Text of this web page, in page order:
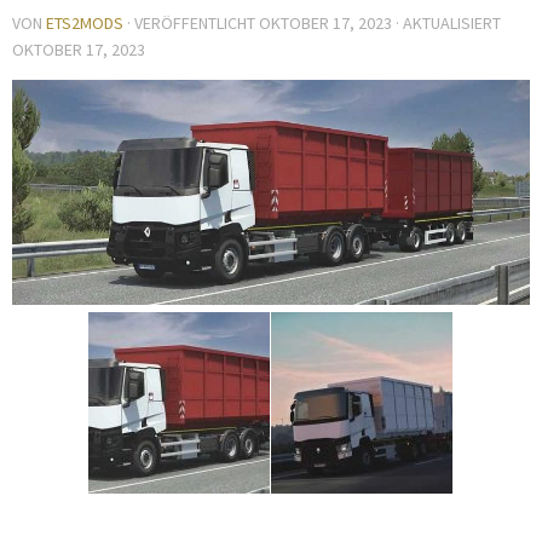
VON ETS2MODS · VERÖFFENTLICHT OKTOBER 17, 2023 · AKTUALISIERT
OKTOBER 17, 2023